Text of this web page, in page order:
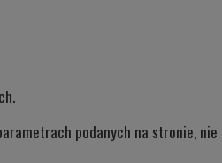
podanych na stronie,